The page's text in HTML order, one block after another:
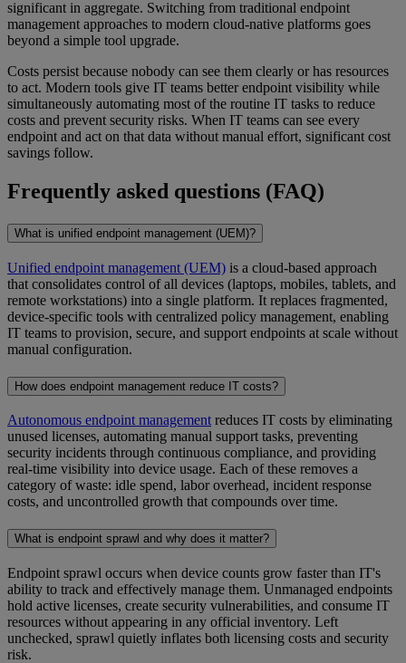
significant in aggregate. Switching from traditional endpoint
management approaches to modern cloud-native platforms goes
beyond a simple tool upgrade.
Costs persist because nobody can see them clearly or has resources
to act. Modern tools give IT teams better endpoint visibility while
simultaneously automating most of the routine IT tasks to reduce
costs and prevent security risks. When IT teams can see every
endpoint and act on that data without manual effort, significant cost
savings follow.
Frequently asked questions (FAQ)
What is unified endpoint management (UEM)?
Unified endpoint management (UEM) is a cloud-based approach
that consolidates control of all devices (laptops, mobiles, tablets, and
remote workstations) into a single platform. It replaces fragmented,
device-specific tools with centralized policy management, enabling
IT teams to provision, secure, and support endpoints at scale without
manual configuration.
How does endpoint management reduce IT costs?
Autonomous endpoint management reduces IT costs by eliminating
unused licenses, automating manual support tasks, preventing
security incidents through continuous compliance, and providing
real-time visibility into device usage. Each of these removes a
category of waste: idle spend, labor overhead, incident response
costs, and uncontrolled growth that compounds over time.
What is endpoint sprawl and why does it matter?
Endpoint sprawl occurs when device counts grow faster than IT's
ability to track and effectively manage them. Unmanaged endpoints
hold active licenses, create security vulnerabilities, and consume IT
resources without appearing in any official inventory. Left
unchecked, sprawl quietly inflates both licensing costs and security
risk.